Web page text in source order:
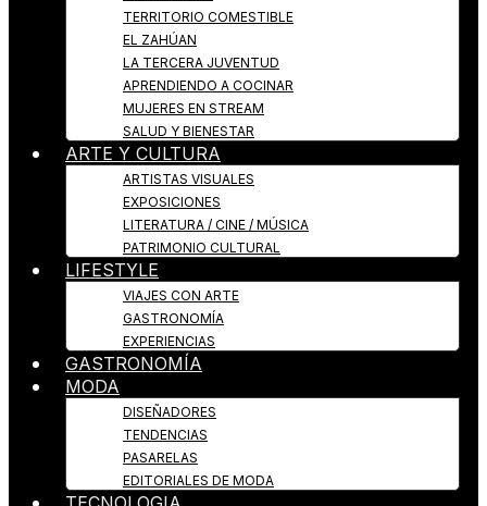
TERRITORIO COMESTIBLE
EL ZAHÚAN
LA TERCERA JUVENTUD
APRENDIENDO A COCINAR
MUJERES EN STREAM
SALUD Y BIENESTAR
ARTE Y CULTURA
ARTISTAS VISUALES
EXPOSICIONES
LITERATURA / CINE / MÚSICA
PATRIMONIO CULTURAL
LIFESTYLE
VIAJES CON ARTE
GASTRONOMÍA
EXPERIENCIAS
GASTRONOMÍA
MODA
DISEÑADORES
TENDENCIAS
PASARELAS
EDITORIALES DE MODA